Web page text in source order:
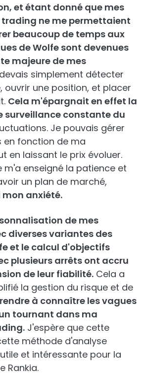
et étant donné que mes
ne me permettaient
beaucoup de temps aux
de Wolfe sont devenues
majeure de mes
simplement détecter
ouvrir une position, et placer
Cela m'épargnait en effet la
surveillance constante du
Je pouvais gérer
en fonction de ma
en laissant le prix évoluer.
enseigné la patience et
un plan de marché,
anxiété.
de mes
diverses variantes des
et le calcul d'objectifs
plusieurs arrêts ont accru
de leur fiabilité. Cela a
la gestion du risque et de
à connaître les vagues
tournant dans ma
J'espère que cette
méthode d'analyse
et intéressante pour la
Rankia.